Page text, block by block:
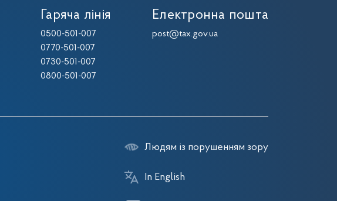
Гаряча лінія
0500-501-007
0770-501-007
0730-501-007
0800-501-007
Електронна пошта
post@tax.gov.ua
Людям із порушенням зору
In English